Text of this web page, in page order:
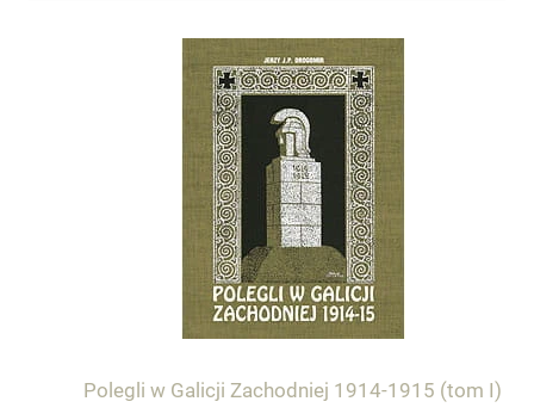
Polegli w Galicji Zachodniej 1914-1915 (tom I)